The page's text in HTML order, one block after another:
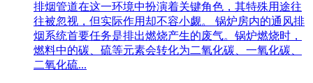
排烟管道在这一环境中扮演着关键角色，其特殊用途往
往被忽视，但实际作用却不容小觑。 锅炉房内的通风排
烟系统首要任务是排出燃烧产生的废气。锅炉燃烧时，
燃料中的碳、硫等元素会转化为二氧化碳、一氧化碳、
二氧化硫...